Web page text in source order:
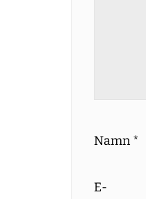
Namn *
E-